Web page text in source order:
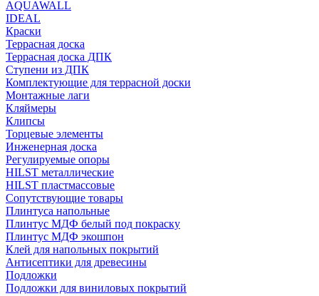
AQUAWALL
IDEAL
Краски
Террасная доска
Террасная доска ДПК
Ступени из ДПК
Комплектующие для террасной доски
Монтажные лаги
Кляймеры
Клипсы
Торцевые элементы
Инженерная доска
Регулируемые опоры
HILST металлические
HILST пластмассовые
Сопутствующие товары
Плинтуса напольные
Плинтус МДФ белый под покраску
Плинтус МДФ экошпон
Клей для напольных покрытий
Антисептики для древесины
Подложки
Подложки для виниловых покрытий